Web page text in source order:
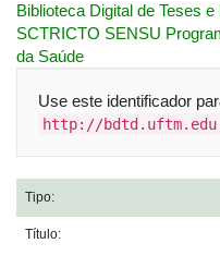
Biblioteca Digital de Teses
SCTRICTO SENSU
da Saúde
Use este identificador
http://
Tipo:
Título: